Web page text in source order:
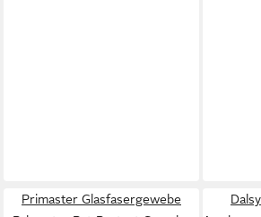
Primaster Glasfasergewebe